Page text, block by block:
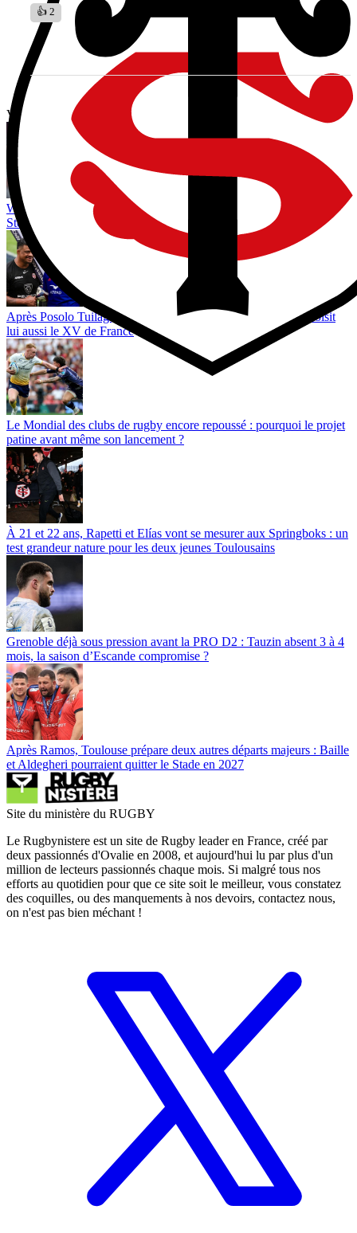
👍 2
Vous avez tout lu ?
World Rugby limiterait les réunions entre arbitres et entraîneurs :
Steve Hansen redoute une montée de la méfiance avant 2027
Après Posolo Tuilagi, Preston Tekori, le fils de Joe Tekori, choisit
lui aussi le XV de France
Le Mondial des clubs de rugby encore repoussé : pourquoi le projet
patine avant même son lancement ?
À 21 et 22 ans, Rapetti et Elías vont se mesurer aux Springboks : un
test grandeur nature pour les deux jeunes Toulousains
Grenoble déjà sous pression avant la PRO D2 : Tauzin absent 3 à 4
mois, la saison d’Escande compromise ?
Après Ramos, Toulouse prépare deux autres départs majeurs : Baille
et Aldegheri pourraient quitter le Stade en 2027
Site du ministère du RUGBY
Le Rugbynistere est un site de Rugby leader en France, créé par
deux passionnés d'Ovalie en 2008, et aujourd'hui lu par plus d'un
million de lecteurs passionnés chaque mois. Si malgré tous nos
efforts au quotidien pour que ce site soit le meilleur, vous constatez
des coquilles, ou des manquements à nos devoirs, contactez nous,
on n'est pas bien méchant !